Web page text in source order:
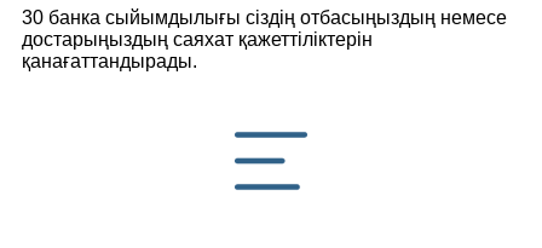
30 банка сыйымдылығы сіздің отбасыңыздың немесе
достарыңыздың саяхат қажеттіліктерін
қанағаттандырады.